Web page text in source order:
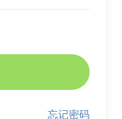
忘记密码